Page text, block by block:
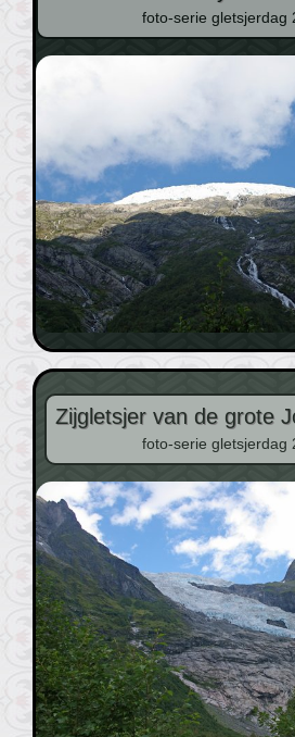
foto-serie gletsjerdag
Zijgletsjer van de grote
foto-serie gletsjerdag